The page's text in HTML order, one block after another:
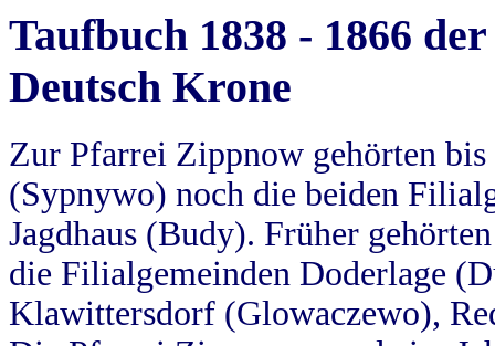
Taufbuch 1838 - 1866
Deutsch Krone
Zur Pfarrei Zippnow gehörten
(Sypnywo) noch die beiden
Jagdhaus (Budy). Früher
die Filialgemeinden Doderlage
Klawittersdorf (Glowaczewo),